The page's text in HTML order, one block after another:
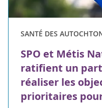
SANTÉ DES
SPO et Métis
ratifient un
réaliser les
prioritaires